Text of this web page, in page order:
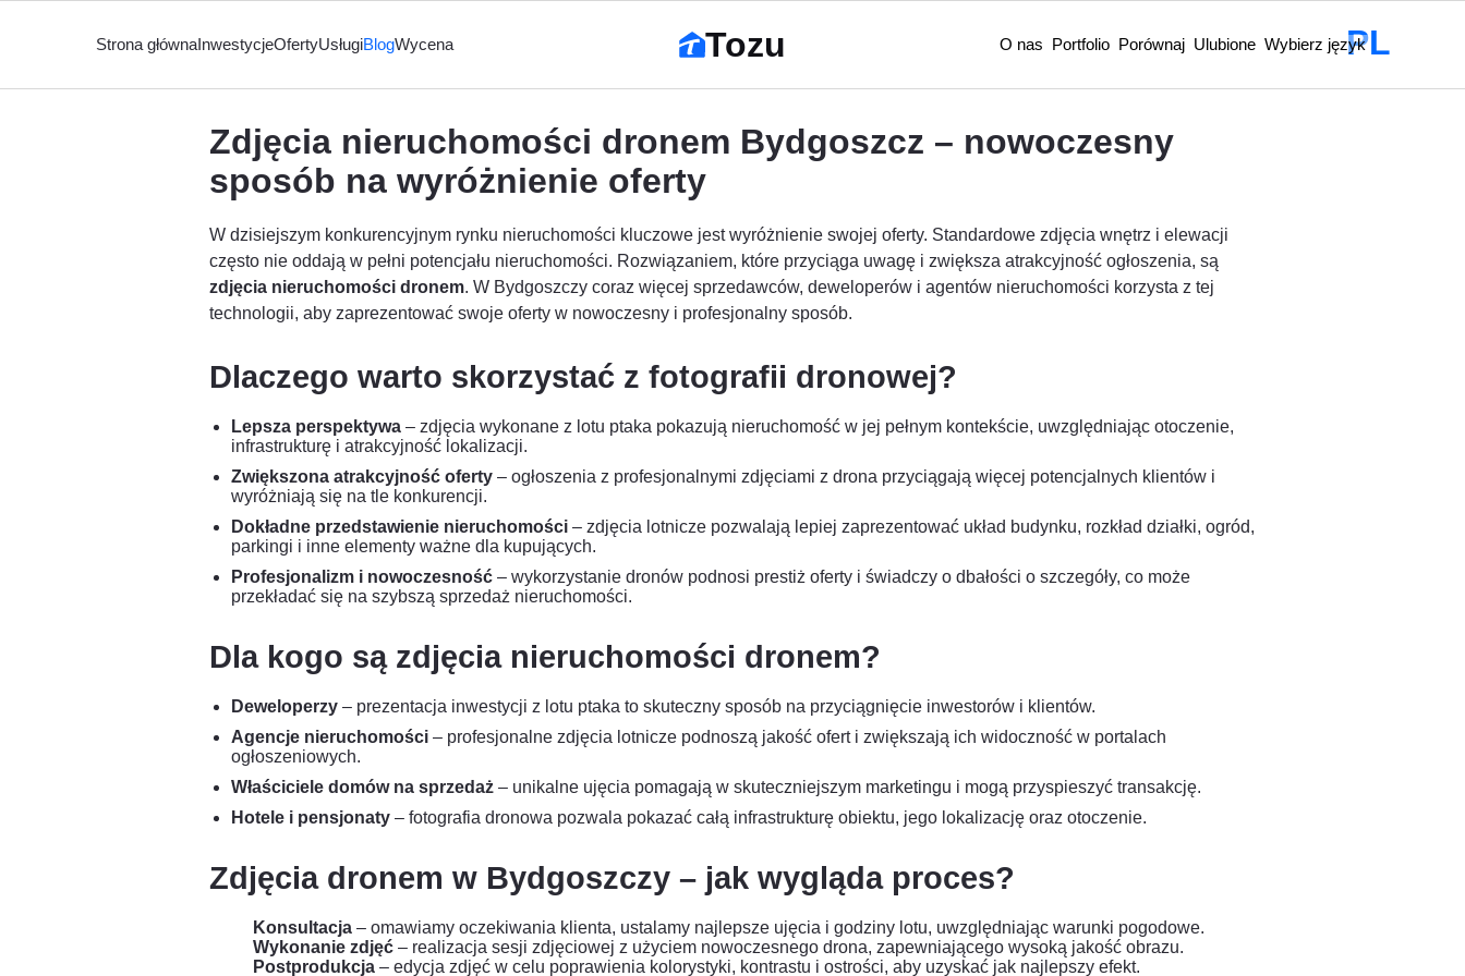
Strona głównaInwestycjeOfertyUsługiBlogWycena Tozu O nas Portfolio Porównaj Ulubione Wybierz językPL
Zdjęcia nieruchomości dronem Bydgoszcz – nowoczesny
sposób na wyróżnienie oferty
W dzisiejszym konkurencyjnym rynku nieruchomości kluczowe jest wyróżnienie swojej oferty. Standardowe zdjęcia wnętrz i elewacji
często nie oddają w pełni potencjału nieruchomości. Rozwiązaniem, które przyciąga uwagę i zwiększa atrakcyjność ogłoszenia, są
zdjęcia nieruchomości dronem. W Bydgoszczy coraz więcej sprzedawców, deweloperów i agentów nieruchomości korzysta z tej
technologii, aby zaprezentować swoje oferty w nowoczesny i profesjonalny sposób.
Dlaczego warto skorzystać z fotografii dronowej?
Lepsza perspektywa– zdjęcia wykonane z lotu ptaka pokazują nieruchomość w jej pełnym kontekście, uwzględniając otoczenie,
infrastrukturę i atrakcyjność lokalizacji.
Zwiększona atrakcyjność oferty– ogłoszenia z profesjonalnymi zdjęciami z drona przyciągają więcej potencjalnych klientów i
wyróżniają się na tle konkurencji.
Dokładne przedstawienie nieruchomości– zdjęcia lotnicze pozwalają lepiej zaprezentować układ budynku, rozkład działki, ogród,
parkingi i inne elementy ważne dla kupujących.
Profesjonalizm i nowoczesność– wykorzystanie dronów podnosi prestiż oferty i świadczy o dbałości o szczegóły, co może
przekładać się na szybszą sprzedaż nieruchomości.
Dla kogo są zdjęcia nieruchomości dronem?
Deweloperzy– prezentacja inwestycji z lotu ptaka to skuteczny sposób na przyciągnięcie inwestorów i klientów.
Agencje nieruchomości– profesjonalne zdjęcia lotnicze podnoszą jakość ofert i zwiększają ich widoczność w portalach
ogłoszeniowych.
Właściciele domów na sprzedaż– unikalne ujęcia pomagają w skuteczniejszym marketingu i mogą przyspieszyć transakcję.
Hotele i pensjonaty– fotografia dronowa pozwala pokazać całą infrastrukturę obiektu, jego lokalizację oraz otoczenie.
Zdjęcia dronem w Bydgoszczy – jak wygląda proces?
Konsultacja– omawiamy oczekiwania klienta, ustalamy najlepsze ujęcia i godziny lotu, uwzględniając warunki pogodowe.
Wykonanie zdjęć– realizacja sesji zdjęciowej z użyciem nowoczesnego drona, zapewniającego wysoką jakość obrazu.
Postprodukcja– edycja zdjęć w celu poprawienia kolorystyki, kontrastu i ostrości, aby uzyskać jak najlepszy efekt.